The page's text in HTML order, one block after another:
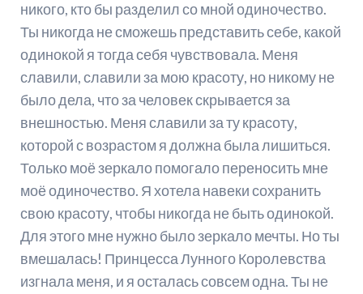
никого, кто бы разделил со мной одиночество.
Ты никогда не сможешь представить себе, какой
одинокой я тогда себя чувствовала. Меня
славили, славили за мою красоту, но никому не
было дела, что за человек скрывается за
внешностью. Меня славили за ту красоту,
которой с возрастом я должна была лишиться.
Только моё зеркало помогало переносить мне
моё одиночество. Я хотела навеки сохранить
свою красоту, чтобы никогда не быть одинокой.
Для этого мне нужно было зеркало мечты. Но ты
вмешалась! Принцесса Лунного Королевства
изгнала меня, и я осталась совсем одна. Ты не